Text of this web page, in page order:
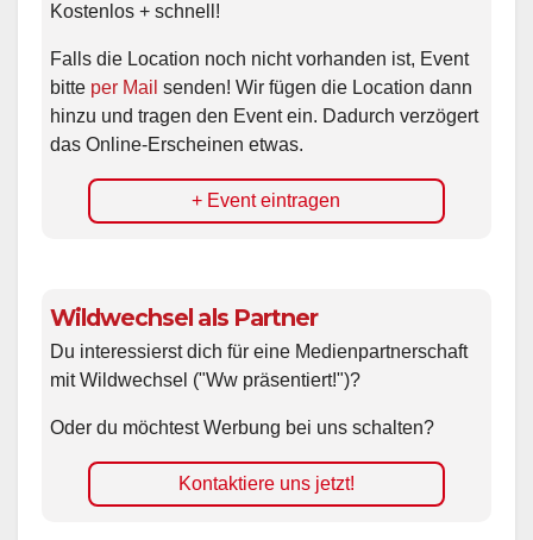
Kostenlos + schnell!
Falls die Location noch nicht vorhanden ist, Event
bitte per Mail senden! Wir fügen die Location dann
hinzu und tragen den Event ein. Dadurch verzögert
das Online-Erscheinen etwas.
+ Event eintragen
Wildwechsel als Partner
Du interessierst dich für eine Medienpartnerschaft
mit Wildwechsel ("Ww präsentiert!")?
Oder du möchtest Werbung bei uns schalten?
Kontaktiere uns jetzt!